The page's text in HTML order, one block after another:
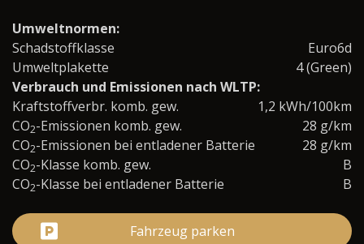
Umweltnormen:
Schadstoffklasse
Euro6d
Umweltplakette
4 (Green)
Verbrauch und Emissionen nach WLTP:
Kraftstoffverbr. komb. gew.
1,2 kWh/100km
CO2-Emissionen komb. gew.
28 g/km
CO2-Emissionen bei entladener Batterie
28 g/km
CO2-Klasse komb. gew.
B
CO2-Klasse bei entladener Batterie B
Fahrzeug parken